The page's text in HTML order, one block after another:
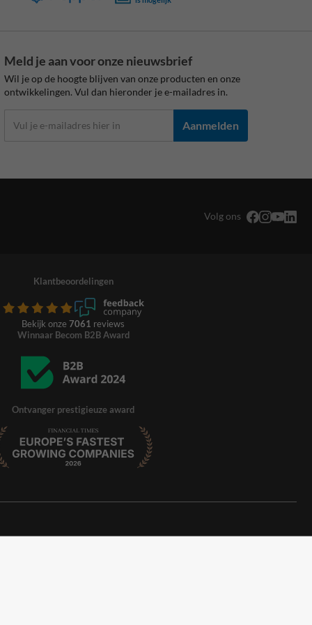
Meld je aan voor onze nieuwsbrief
Wil je op de hoogte blijven van onze producten en onze
ontwikkelingen. Vul dan hieronder je e-mailadres in.
Aanmelden
Volg ons
Klantbeoordelingen
Bekijk onze 7061 reviews
Winnaar Becom B2B Award
Ontvanger prestigieuze award